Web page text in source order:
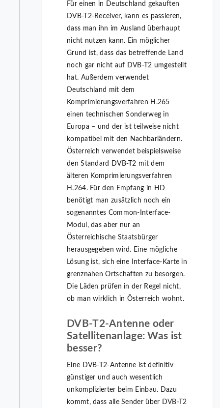
Für einen in Deutschland gekauften
DVB-T2-Receiver, kann es passieren,
dass man ihn im Ausland überhaupt
nicht nutzen kann. Ein möglicher
Grund ist, dass das betreffende Land
noch gar nicht auf DVB-T2 umgestellt
hat. Außerdem verwendet
Deutschland mit dem
Komprimierungsverfahren H.265
einen technischen Sonderweg in
Europa – und der ist teilweise nicht
kompatibel mit den Nachbarländern.
Österreich verwendet beispielsweise
den Standard DVB-T2 mit dem
älteren Komprimierungsverfahren
H.264. Für den Empfang in HD
benötigt man zusätzlich noch ein
sogenanntes Common-Interface-
Modul, das aber nur an
Österreichische Staatsbürger
herausgegeben wird. Eine mögliche
Lösung ist, sich eine Interface-Karte in
grenznahen Ortschaften zu besorgen.
Die Läden prüfen in der Regel nicht,
ob man wirklich in Österreich wohnt.
DVB-T2-Antenne oder
Satellitenanlage: Was ist
besser?
Eine DVB-T2-Antenne ist definitiv
günstiger und auch wesentlich
unkomplizierter beim Einbau. Dazu
kommt, dass alle Sender über DVB-T2